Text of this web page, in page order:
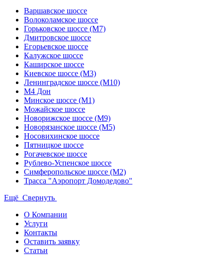
Варшавское шоссе
Волоколамское шоссе
Горьковское шоссе (М7)
Дмитровское шоссе
Егорьевское шоссе
Калужское шоссе
Каширское шоссе
Киевское шоссе (М3)
Ленинградское шоссе (М10)
М4 Дон
Минское шоссе (М1)
Можайское шоссе
Новорижское шоссе (М9)
Новорязанское шоссе (М5)
Носовихинское шоссе
Пятницкое шоссе
Рогачевское шоссе
Рублево-Успенское шоссе
Симферопольское шоссе (М2)
Трасса "Аэропорт Домодедово"
Ещё Свернуть
О Компании
Услуги
Контакты
Оставить заявку
Статьи